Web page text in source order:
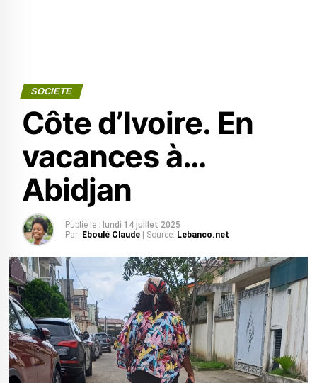
SOCIETE
Côte d’Ivoire. En
vacances à…
Abidjan
Publié le : lundi 14 juillet 2025
Par: Eboulé Claude | Source: Lebanco.net